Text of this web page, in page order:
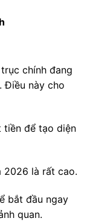
chính đang
Điều này cho
tiền để tạo diện
2026 là rất cao.
bắt đầu ngay
quan.